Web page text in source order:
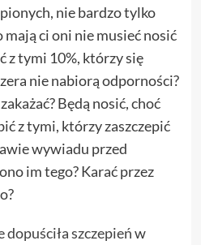
nie bardzo tylko
ci oni nie musieć nosić
z tymi 10%, którzy się
nie nabiorą odporności?
Będą nosić, choć
z tymi, którzy zaszczepić
wywiadu przed
im tego? Karać przez
dopuściła szczepieńw